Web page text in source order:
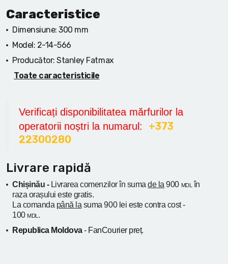
Caracteristice
Dimensiune: 300 mm
Model: 2-14-566
Producător: Stanley Fatmax
Toate caracteristicile
Verificați disponibilitatea mărfurilor la
operatorii noștri la numarul: +373
22300280
Livrare rapidă
Chișinău - Livrarea comenzilor în sumade la 900 MDL în
raza orașului este gratis.
La comanda până la suma 900 lei este contra cost -
100 MDL .
Republica Moldova- FanCourier preț.